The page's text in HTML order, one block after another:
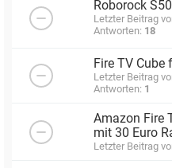
Roborock
Letzter Beitrag
Antworten: 18
Fire TV Cube
Letzter Beitrag
Antworten: 1
Amazon Fire
mit 30 Euro
Letzter Beitrag